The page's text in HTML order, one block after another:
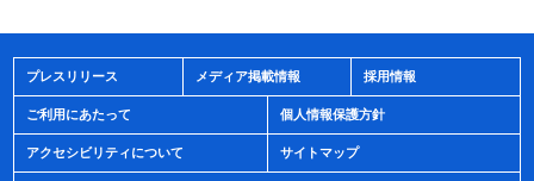
プレスリリース メディア掲載情報 採用情報
ご利用にあたって 個人情報保護方針
アクセシビリティについて サイトマップ